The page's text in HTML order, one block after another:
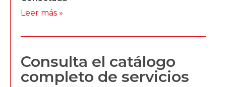
Leer más »
Consulta el catálogo
completo de servicios